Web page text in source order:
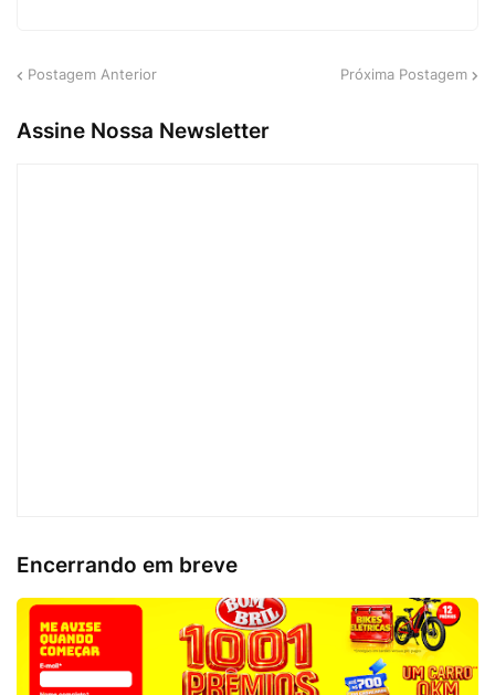
Postagem Anterior Próxima Postagem
Assine Nossa Newsletter
Encerrando em breve